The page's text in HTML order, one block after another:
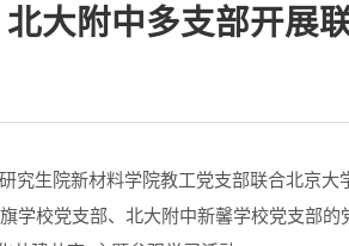
北大附中多支部开展
究生院新材料学院教工党支部联合北京
学校党支部、北大附中新馨学校党支部